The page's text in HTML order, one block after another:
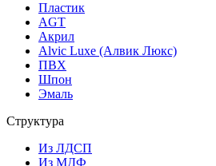
Пластик
AGT
Акрил
Alvic Luxe (Алвик Люкс)
ПВХ
Шпон
Эмаль
Структура
Из ЛДСП
Из МДФ